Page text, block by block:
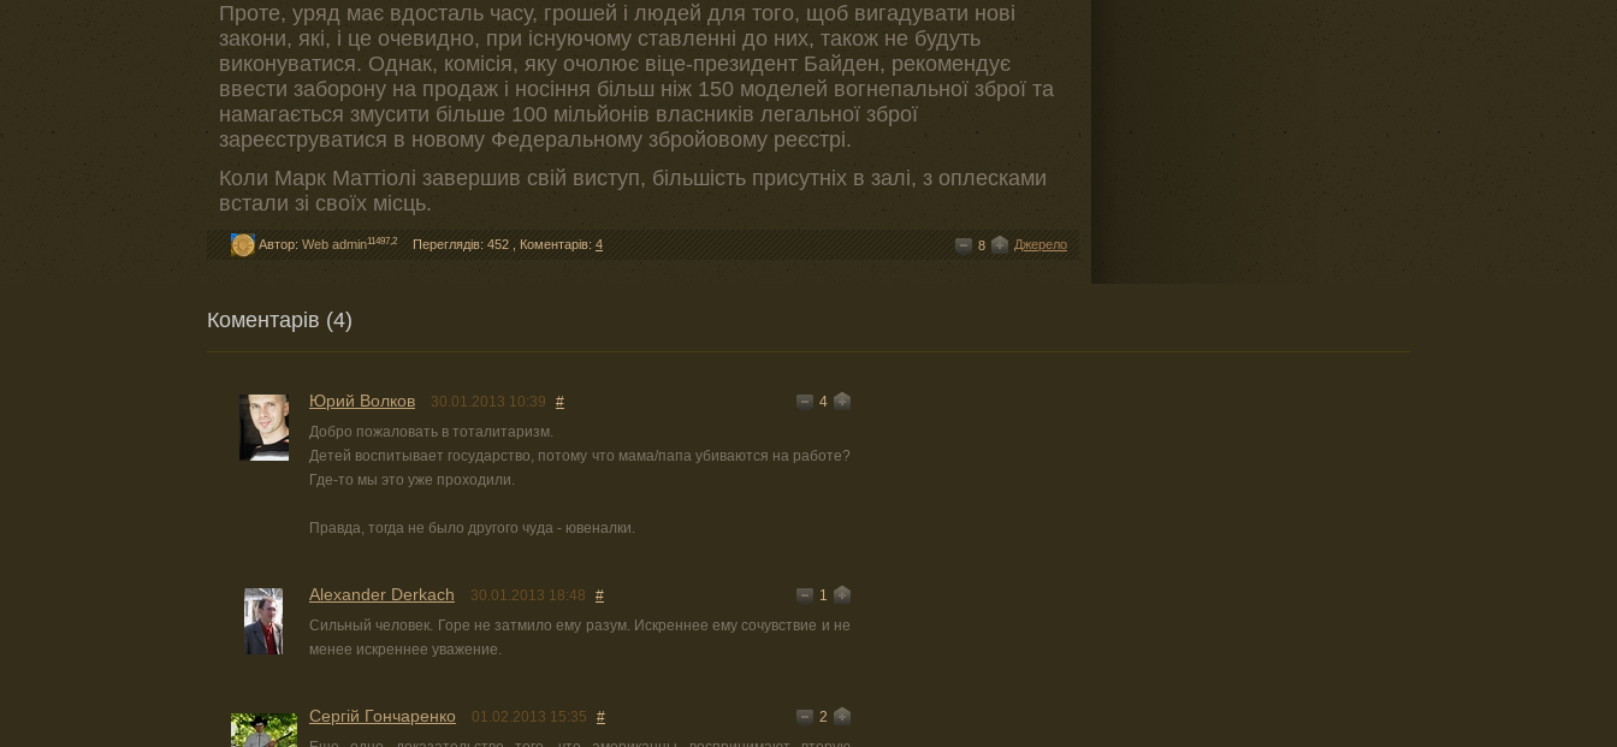
Проте, уряд має вдосталь часу, грошей і людей для того, щоб вигадувати нові
закони, які, і це очевидно, при існуючому ставленні до них, також не будуть
виконуватися. Однак, комісія, яку очолює віце-президент Байден, рекомендує
ввести заборону на продаж і носіння більш ніж 150 моделей вогнепальної зброї та
намагається змусити більше 100 мільйонів власників легальної зброї
зареєструватися в новому Федеральному збройовому реєстрі.
Коли Марк Маттіолі завершив свій виступ, більшість присутніх в залі, з оплесками
встали зі своїх місць.
Автор: Web admin11497,2 Переглядів: 452 Коментарів: 4 Джерело
8
Коментарів (4)
Юрий Волков 30.01.2013 10:39 #
4
Добро пожаловать в тоталитаризм.
Детей воспитывает государство, потому что мама/папа убиваются на работе?
Где-то мы это уже проходили.
Правда, тогда не было другого чуда - ювеналки.
Alexander Derkach 30.01.2013 18:48 #
1
Сильный человек. Горе не затмило ему разум. Искреннее ему сочувствие и не
менее искреннее уважение.
Сергій Гончаренко 01.02.2013 15:35 #
2